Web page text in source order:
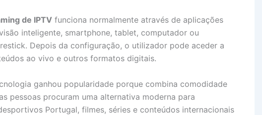
de IPTV funciona normalmente através de aplicações
inteligente, smartphone, tablet, computador ou
Depois da configuração, o utilizador pode aceder a
ao vivo e outros formatos digitais.
ganhou popularidade porque combina comodidade
pessoas procuram uma alternativa moderna para
Portugal, filmes, séries e conteúdos internacionais